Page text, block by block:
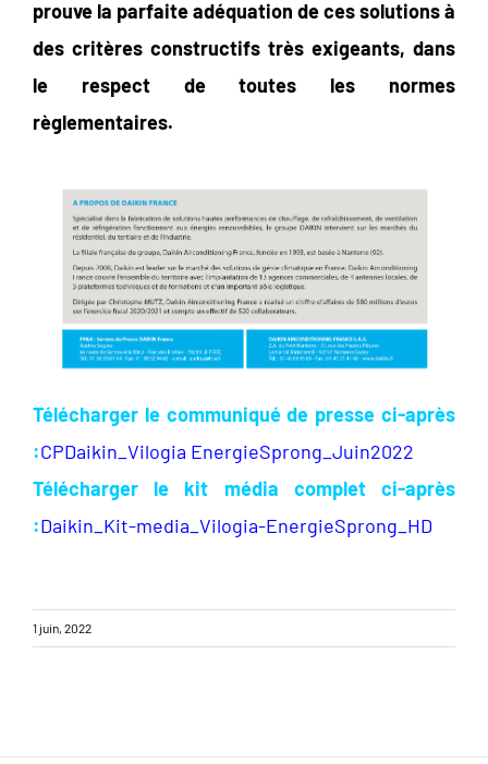
prouve la parfaite adéquation de ces solutions à
des critères constructifs très exigeants, dans
le respect de toutes les normes
règlementaires.
Télécharger le communiqué de presse ci-après
:CPDaikin_Vilogia EnergieSprong_Juin2022
Télécharger le kit média complet ci-après
:Daikin_Kit-media_Vilogia-EnergieSprong_HD
1 juin, 2022